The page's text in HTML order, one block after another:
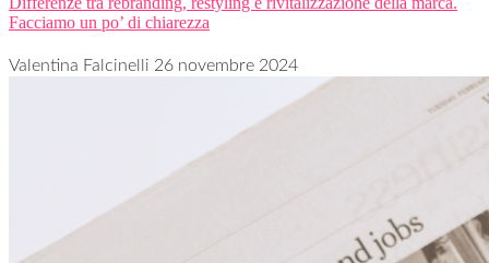
Facciamo un po’ di chiarezza
Valentina Falcinelli 26 novembre 2024